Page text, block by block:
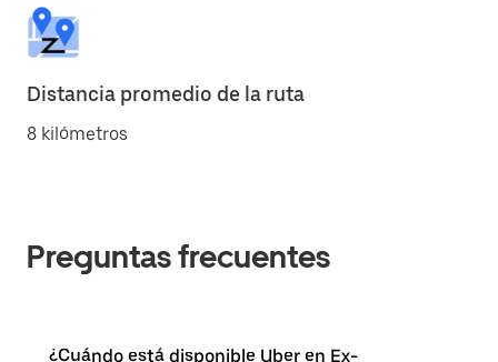
Distancia promedio de la ruta
8 kilómetros
Preguntas frecuentes
¿Cuándo está disponible Uber en Ex-